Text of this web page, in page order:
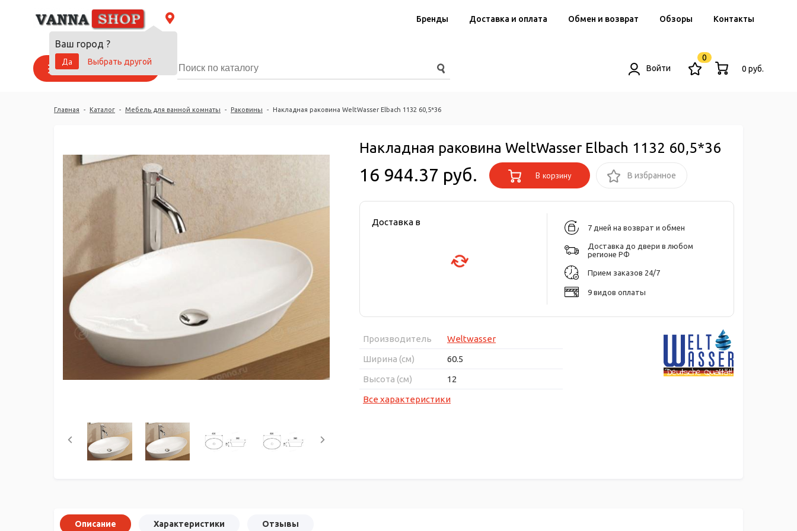
Ваш город ?
Да
Выбрать другой
Бренды Доставка и оплата Обмен и возврат Обзоры Контакты
Каталог товаров Войти
0
0 руб.
Главная - Каталог - Мебель для ванной комнаты - Раковины - Накладная раковина WeltWasser Elbach 1132 60,5*36
Накладная раковина WeltWasser Elbach 1132 60,5*36
16 944.37 руб. В корзину В избранное
Доставка в
7 дней на возврат и обмен
Доставка до двери в любом
регионе РФ
Прием заказов 24/7
9 видов оплаты
Производитель
Weltwasser
Ширина (см)
60.5
Высота (см)
12
Все характеристики
Описание Характеристики Отзывы